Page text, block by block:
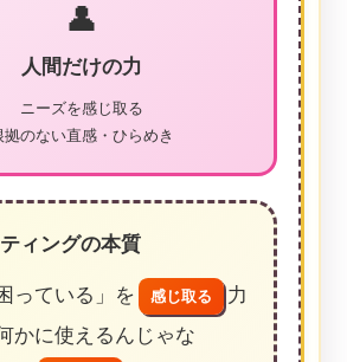
👤
人間だけの力
ニーズを感じ取る
拠のない直感・ひらめき
ィングの本質
っている」を 感じ取る
力
かに使えるんじゃな